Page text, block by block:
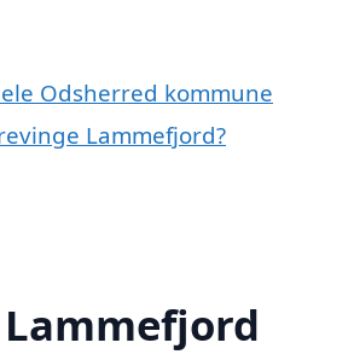
Odsherred kommune
Lammefjord?